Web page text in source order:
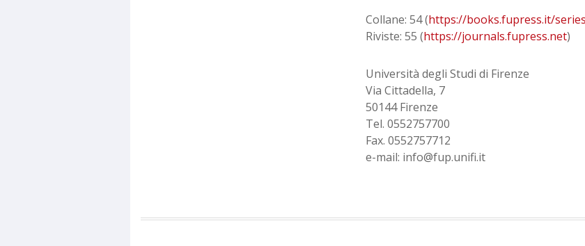
Collane: 54 (https://books.fupress.it/
Riviste: 55 (https://journals.fupress.net)
Università degli Studi di Firenze
Via Cittadella, 7
50144 Firenze
Tel. 0552757700
Fax. 0552757712
e-mail: info@fup.unifi.it